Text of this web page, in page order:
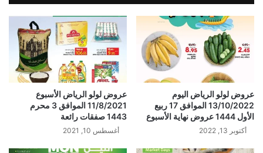
عروض لولو الرياض اليوم
13/10/2022 الموافق 17 ربيع
الأول 1444 عروض نهاية الأسبوع
أكتوبر 13, 2022
عروض لولو الرياض الأسبوع
11/8/2021 الموافق 3 محرم
1443 صفقات رائعة
أغسطس 10, 2021